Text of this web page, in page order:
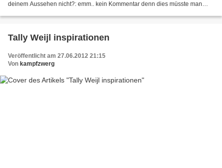
deinem Aussehen nicht?: emm.. kein Kommentar denn dies müsste man
Tally Weijl inspirationen
Veröffentlicht am 27.06.2012 21:15
Von kampfzwerg